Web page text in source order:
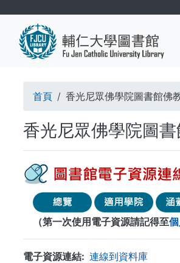
導
航
連
結
首頁 香光尼眾佛學院圖書館佛
香光尼眾佛學院圖
（第一次使用電子資源請記得至
電子資源連結
連線到資料庫